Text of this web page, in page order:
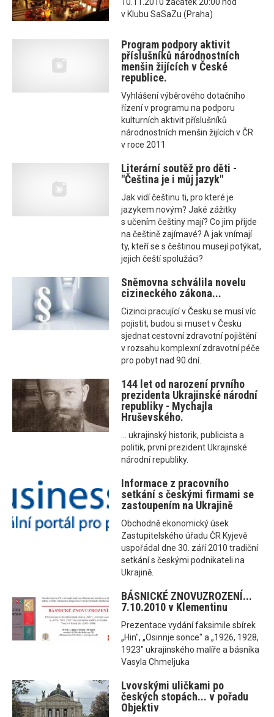
v Klubu SaSaZu (Praha)
Program podpory aktivit
příslušníků národnostních
menšin žijících v České
republice.
Vyhlášení výběrového dotačního
řízení v programu na podporu
kulturních aktivit příslušníků
národnostních menšin žijících v ČR
v roce 2011
Literární soutěž pro děti -
"Čeština je i můj jazyk"
Jak vidí češtinu ti, pro které je
jazykem novým? Jaké zážitky
s učením češtiny mají? Co jim přijde
na češtině zajímavé? A jak vnímají
ty, kteří se s češtinou musejí potýkat,
jejich čeští spolužáci?
Sněmovna schválila novelu
cizineckého zákona...
Cizinci pracující v Česku se musí víc
pojistit, budou si muset v Česku
sjednat cestovní zdravotní pojištění
v rozsahu komplexní zdravotní péče
pro pobyt nad 90 dní.
144 let od narození prvního
prezidenta Ukrajinské národní
republiky - Mychajla
Hruševského.
... ukrajinský historik, publicista a
politik, první prezident Ukrajinské
národní republiky.
Informace z pracovního
setkání s českými firmami se
zastoupením na Ukrajině
Obchodně ekonomický úsek
Zastupitelského úřadu ČR Kyjevě
uspořádal dne 30. září 2010 tradiční
setkání s českými podnikateli na
Ukrajině.
BÁSNICKÉ ZNOVUZROZENÍ...
7.10.2010 v Klementinu
Prezentace vydání faksimile sbírek
„Hin", „Osinnje sonce" a „1926, 1928,
1923" ukrajinského malíře a básníka
Vasyla Chmeljuka
Lvovskými uličkami po
českých stopách... v pořadu
Objektiv